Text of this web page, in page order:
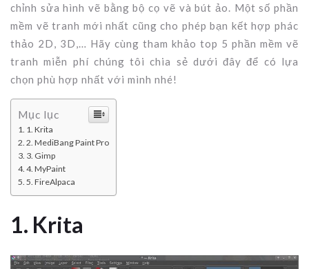
chỉnh sửa hình vẽ bằng bộ cọ vẽ và bút ảo. Một số phần
mềm vẽ tranh mới nhất cũng cho phép bạn kết hợp phác
thảo 2D, 3D,… Hãy cùng tham khảo top 5 phần mềm vẽ
tranh miễn phí chúng tôi chia sẻ dưới đây để có lựa
chọn phù hợp nhất với mình nhé!
Mục lục
1. Krita
2. MediBang Paint Pro
3. Gimp
4. MyPaint
5. FireAlpaca
1. Krita